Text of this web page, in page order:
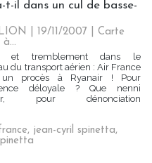
t-il dans un cul de basse-
| 19/11/2007 |Carte
à...
et tremblement dans le
du transport aérien : Air France
un procès à Ryanair ! Pour
déloyale ? Que nenni
pour dénonciation
, jean-cyril spinetta,